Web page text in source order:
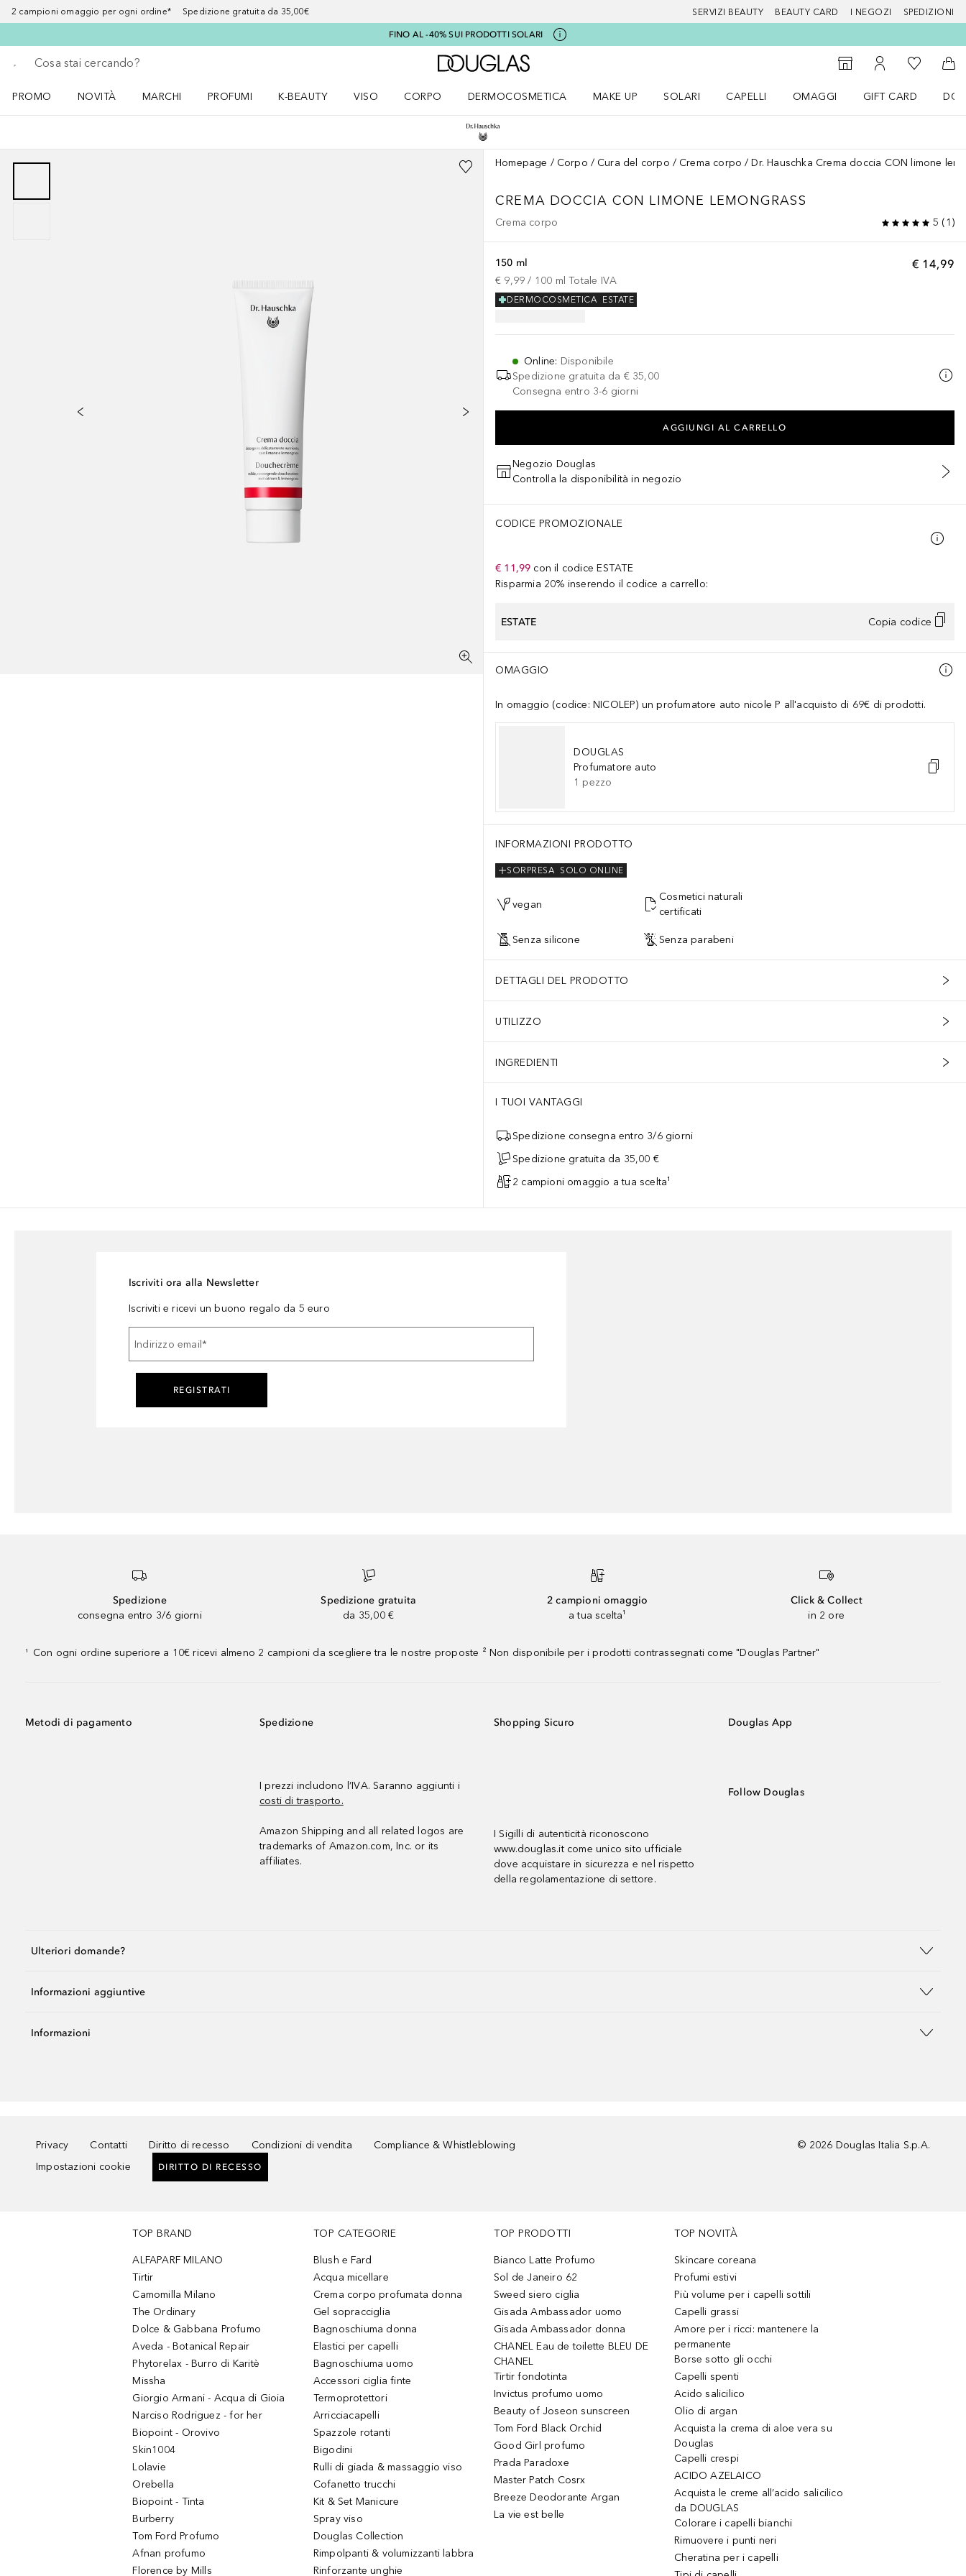
2 campioni omaggio per ogni ordine* Spedizione gratuita da 35,00€ SERVIZI BEAUTY BEAUTY CARD I NEGOZI SPEDIZIONI
FINO AL -40% SUI PRODOTTI SOLARI
Torna indietro
Esegui ricerca
A Douglas Home
StorefinderAl Mio Account
Alla Mia
Al
PROMO
NOVITÀ
MARCHI
PROFUMI
K-BEAUTY
VISO
CORPO
DERMOCOSMETICA
MAKE UP
SOLARI
CAPELLI
OMAGGI
GIFT CARD
Homepage Corpo Cura del corpo Crema corpo Dr. Hauschka Crema doccia CON limone
CREMA DOCCIA CON LIMONE LEMONGRASS
Crema corpo 5 ( 1 )
€ 14,99
150 ml
€ 9,99 / 100 ml Totale IVA
ESTATE
DERMOCOSMETICA
Online: Disponibile
Spedizione gratuita da € 35,00
Consegna entro 3-6 giorni
AGGIUNGI AL CARRELLO
Negozio Douglas
Controlla la disponibilità in negozio
CODICE PROMOZIONALE
€ 11,99 con il codice ESTATE
Risparmia 20% inserendo il codice a carrello:
ESTATE Copia codice
OMAGGIO
In omaggio (codice: NICOLEP) un profumatore auto nicole P all'acquisto di 69€ di prodotti.
DOUGLAS
Profumatore auto
1 pezzo
INFORMAZIONI PRODOTTO
SOLO ONLINE
SORPRESA
vegan
Cosmetici naturali
certificati
Senza silicone Senza parabeni
DETTAGLI DEL PRODOTTO
UTILIZZO
INGREDIENTI
I TUOI VANTAGGI
Spedizione consegna entro 3/6 giorni
Spedizione gratuita da 35,00 €
2 campioni omaggio a tua scelta¹
Iscriviti ora alla Newsletter
Iscriviti e ricevi un buono regalo da 5 euro
Indirizzo email *
REGISTRATI
Spedizione
consegna entro 3/6 giorni
Spedizione gratuita
da 35,00 €
2 campioni omaggio
a tua scelta¹
Click & Collect
in 2 ore
¹ Con ogni ordine superiore a 10€ ricevi almeno 2 campioni da scegliere tra le nostre proposte ² Non disponibile per i prodotti contrassegnati come "Douglas Partner"
Metodi di pagamento Spedizione
I prezzi includono l’IVA. Saranno aggiunti i
costi di trasporto.
Amazon Shipping and all related logos are
trademarks of Amazon.com, Inc. or its
affiliates.
Shopping Sicuro
I Sigilli di autenticità riconoscono
www.douglas.it come unico sito ufficiale
dove acquistare in sicurezza e nel rispetto
della regolamentazione di settore.
Douglas App
Follow Douglas
Ulteriori domande?
Informazioni aggiuntive
Informazioni
Privacy Contatti Diritto di recesso Condizioni di vendita
Compliance & Whistleblowing
Impostazioni cookie
DIRITTO DI RECESSO
© 2026 Douglas Italia S.p.A.
TOP BRAND
ALFAPARF MILANO
Tirtir
Camomilla Milano
The Ordinary
Dolce & Gabbana Profumo
Aveda - Botanical Repair
Phytorelax - Burro di Karitè
Missha
Giorgio Armani - Acqua di Gioia
Narciso Rodriguez - for her
Biopoint - Orovivo
Skin1004
Lolavie
Orebella
Biopoint - Tinta
Burberry
Tom Ford Profumo
Afnan profumo
Florence by Mills
TOP CATEGORIE
Blush e Fard
Acqua micellare
Crema corpo profumata donna
Gel sopracciglia
Bagnoschiuma donna
Elastici per capelli
Bagnoschiuma uomo
Accessori ciglia finte
Termoprotettori
Arricciacapelli
Spazzole rotanti
Bigodini
Rulli di giada & massaggio viso
Cofanetto trucchi
Kit & Set Manicure
Spray viso
Douglas Collection
Rimpolpanti & volumizzanti labbra
Rinforzante unghie
TOP PRODOTTI
Bianco Latte Profumo
Sol de Janeiro 62
Sweed siero ciglia
Gisada Ambassador uomo
Gisada Ambassador donna
CHANEL Eau de toilette BLEU DE
CHANEL
Tirtir fondotinta
Invictus profumo uomo
Beauty of Joseon sunscreen
Tom Ford Black Orchid
Good Girl profumo
Prada Paradoxe
Master Patch Cosrx
Breeze Deodorante Argan
La vie est belle
TOP NOVITÀ
Skincare coreana
Profumi estivi
Più volume per i capelli sottili
Capelli grassi
Amore per i ricci: mantenere la
permanente
Borse sotto gli occhi
Capelli spenti
Acido salicilico
Olio di argan
Acquista la crema di aloe vera su
Douglas
Capelli crespi
ACIDO AZELAICO
Acquista le creme all’acido salicilico
da DOUGLAS
Colorare i capelli bianchi
Rimuovere i punti neri
Cheratina per i capelli